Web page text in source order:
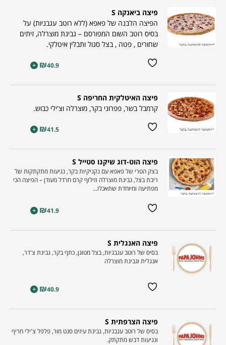
פיצה ביאנקה S
הפיצה הלבנה של פאפא (ללא רוטב עגבניות) על
בסיס רוטב השום המפורסם – גבינת מוצרלה, זיתים
שחורים , פטה , בצל סגול ותבלין איטלקי.
₪40.9
+
פיצה האיטלקית החריפה S
קרמבל בשר, פפרוני בקר, מוצרלה וצ'ילי כבוש.
₪41.5
+
פיצה הוט-דוג שיקגו סטייל S
בצק הטרי של פאפא עם נקניקיות בקר, נגיעות מתקתקות של
ריבת בצל, גבינת מוצרלה וזילוף קרם חרדל מעודן – הפיצה הכי
מפתיעה ומיוחדת שתאכלו...
₪41.9
+
פיצה האנגלית S
בסיס של רוטב עגבניות, בצל מטוגן, כתף בקר, גבינת צ'דר,
אנגלית וגבינת מוצרלה
₪40.9
+
פיצה הצרפתית S
בסיס של רוטב עגבניות, גבינת עיזים סנט מור, פלפל צ'ילי חריף
ונגיעות דבש מתקתק.